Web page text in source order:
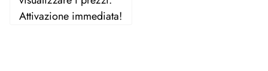
Attivazione immediata!